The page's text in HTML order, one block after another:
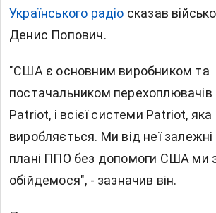
Українського радіо сказав
Денис Попович.
"США є основним виробником та
постачальником
Patriot, і всієї системи Patriot,
виробляється. Ми від неї
плані ППО без допомоги США ми
обійдемося", - зазначив він.